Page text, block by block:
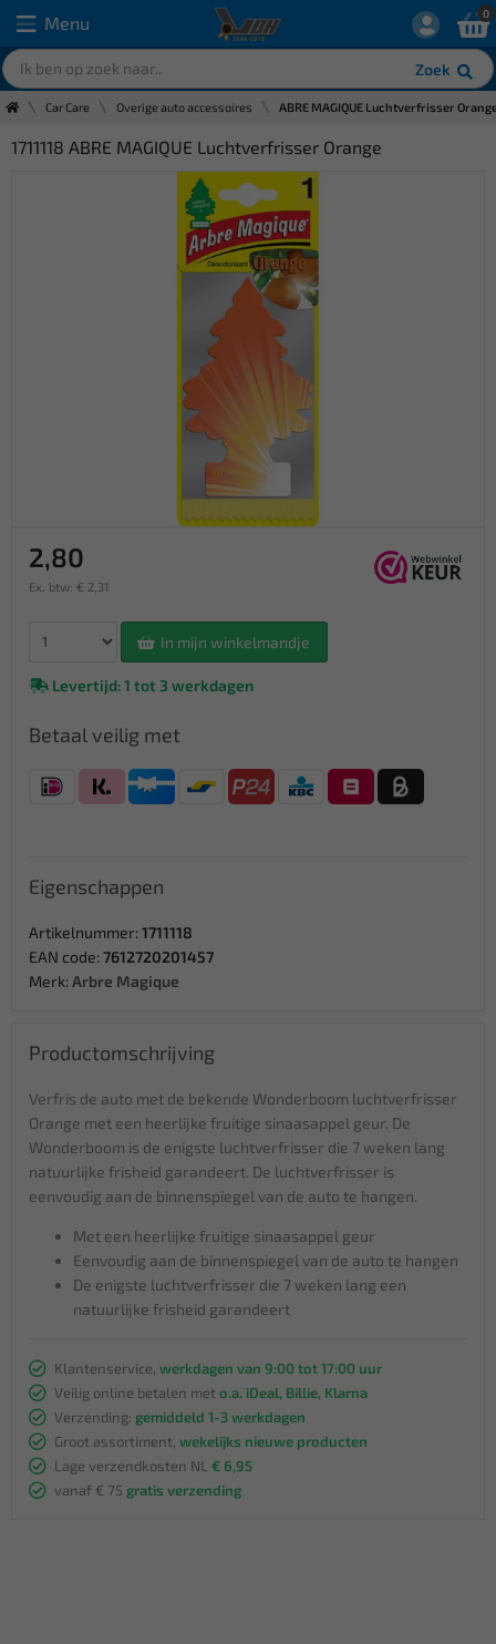
Menu
Zoek
0
Car Care Overige auto accessoires ABRE MAGIQUE Luchtverfrisser
1711118 ABRE MAGIQUE Luchtverfrisser Orange
2,80
Ex. btw: € 2,31
In mijn winkelmandje
Levertijd: 1 tot 3 werkdagen
Betaal veilig met
Eigenschappen
Artikelnummer: 1711118
EAN code: 7612720201457
Merk: Arbre Magique
Productomschrijving
Verfris de auto met de bekende Wonderboom luchtverfrisser
Orange met een heerlijke fruitige sinaasappel geur. De
Wonderboom is de enigste luchtverfrisser die 7 weken lang
natuurlijke frisheid garandeert. De luchtverfrisser is
eenvoudig aan de binnenspiegel van de auto te hangen.
Met een heerlijke fruitige sinaasappel geur
Eenvoudig aan de binnenspiegel van de auto te hangen
De enigste luchtverfrisser die 7 weken lang een
natuurlijke frisheid garandeert
Klantenservice, werkdagen van 9:00 tot 17:00 uur
Veilig online betalen met o.a. iDeal, Billie, Klarna
Verzending: gemiddeld 1-3 werkdagen
Groot assortiment, wekelijks nieuwe producten
Lage verzendkosten NL € 6,95
vanaf € 75 gratis verzending